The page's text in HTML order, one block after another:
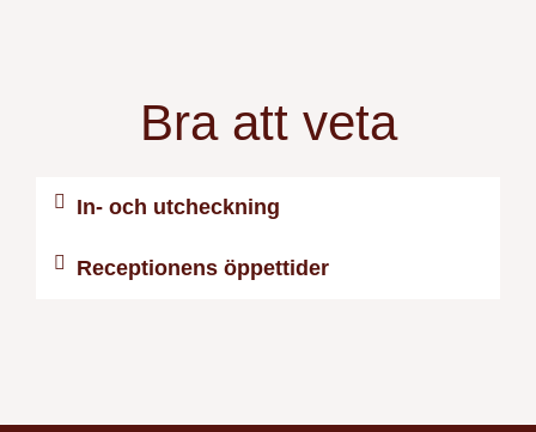
Bra att veta
In- och utcheckning
Receptionens öppettider